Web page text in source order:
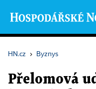
HN.cz › Byznys
Přelomová